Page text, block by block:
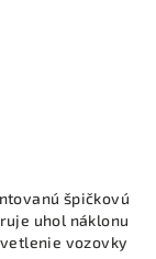
špičkovú
uhol náklonu
vozovky